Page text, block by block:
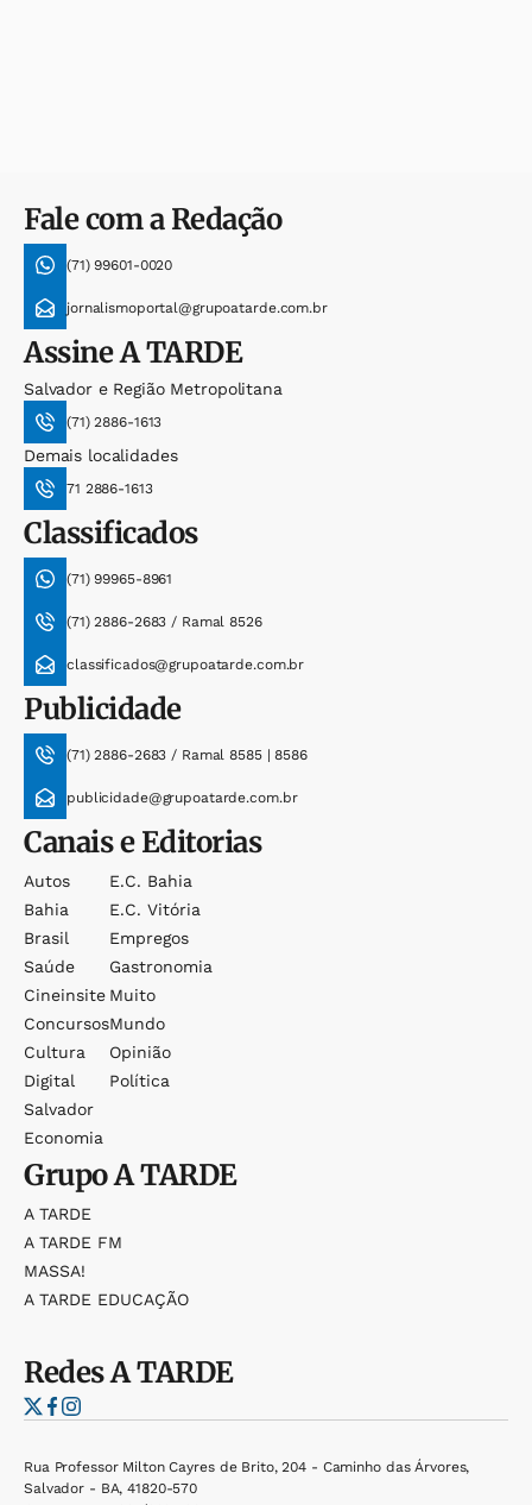
Fale com a Redação
(71) 99601-0020
jornalismoportal@grupoatarde.com.br
AssineA TARDE
Salvador e Região Metropolitana
(71) 2886-1613
Demais localidades
71 2886-1613
Classificados
(71) 99965-8961
(71) 2886-2683 / Ramal 8526
classificados@grupoatarde.com.br
Publicidade
(71) 2886-2683 / Ramal 8585 | 8586
publicidade@grupoatarde.com.br
Canais e Editorias
Autos
Bahia
Brasil
Saúde
Cineinsite
Concursos
Cultura
Digital
Salvador
Economia
E.c. Bahia
E.c. Vitória
Empregos
Gastronomia
Muito
Mundo
Opinião
Política
GrupoA TARDE
A TARDE
A TARDE FM
MASSA!
A TARDE EDUCAÇÃO
RedesA TARDE
Rua Professor Milton Cayres de Brito, 204 - Caminho das Árvores,
Salvador - BA, 41820-570